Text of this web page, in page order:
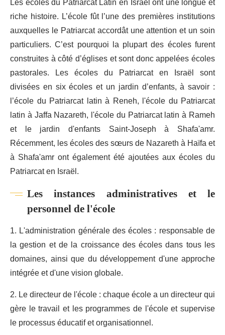
riche histoire. L’école fût l’une des premières institutions
auxquelles le Patriarcat accordât une attention et un soin
particuliers. C’est pourquoi la plupart des écoles furent
construites à côté d’églises et sont donc appelées écoles
pastorales. Les écoles du Patriarcat en Israël sont
divisées en six écoles et un jardin d’enfants, à savoir :
l’école du Patriarcat latin à Reneh, l'école du Patriarcat
latin à Jaffa Nazareth, l'école du Patriarcat latin à Rameh
et le jardin d'enfants Saint-Joseph à Shafa'amr.
Récemment, les écoles des sœurs de Nazareth à Haïfa et
à Shafa'amr ont également été ajoutées aux écoles du
Patriarcat en Israël.
Les instances administratives et le
personnel de l'école
1. L'administration générale des écoles : responsable de
la gestion et de la croissance des écoles dans tous les
domaines, ainsi que du développement d'une approche
intégrée et d'une vision globale.
2. Le directeur de l'école : chaque école a un directeur qui
gère le travail et les programmes de l'école et supervise
le processus éducatif et organisationnel.